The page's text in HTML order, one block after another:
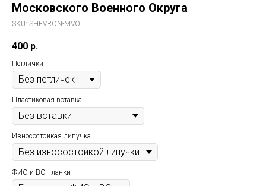
Московского Военного Округа
SKU: SHEVRON-MVO
400 р.
Петлички
Пластиковая вставка
Износостойкая липучка
ФИО и ВС планки